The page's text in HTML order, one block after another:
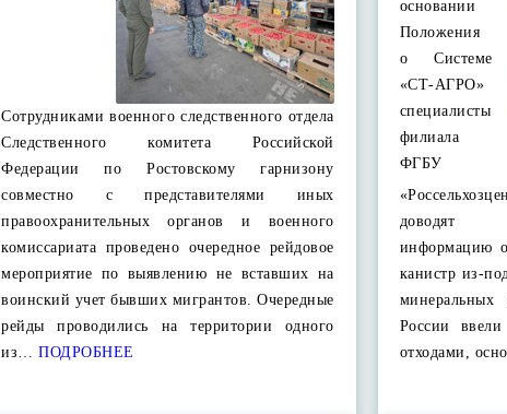
Сотрудниками военного следственного отдела
Следственного комитета Российской
Федерации по Ростовскому гарнизону
совместно с представителями иных
правоохранительных органов и военного
комиссариата проведено очередное рейдовое
мероприятие по выявлению не вставших на
воинский учет бывших мигрантов. Очередные
рейды проводились на территории одного
из… ПОДРОБНЕЕ
основании
Положения
о Системе
«СТ-АГРО»
специалисты
филиала
ФГБУ
доводят
информацию
канистр из-
России
отходами,